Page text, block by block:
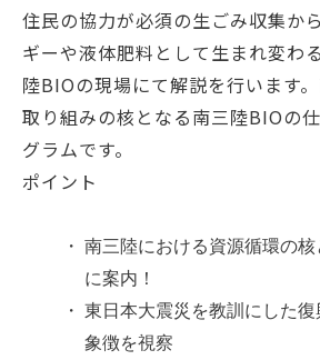
住民の協力が必須の生ごみ収集か
ギーや液体肥料として生まれ変わ
陸BIOの現場にて解説を行います
取り組みの核となる南三陸BIOの
グラムです。
ポイント
・ 南三陸における資源循環の
に案内！
・ 東日本大震災を教訓にした
象徴を視察